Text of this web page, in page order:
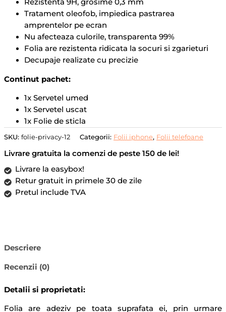
Rezistenta 9H, grosime 0,3 mm
Tratament oleofob, impiedica pastrarea
amprentelor pe ecran
Nu afecteaza culorile, transparenta 99%
Folia are rezistenta ridicata la socuri si zgarieturi
Decupaje realizate cu precizie
Continut pachet:
1x Servetel umed
1x Servetel uscat
1x Folie de sticla
SKU: folie-privacy-12 Categorii: Folii iphone, Folii telefoane
Livrare gratuita la comenzi de peste 150 de lei!
Livrare la easybox!
Retur gratuit in primele 30 de zile
Pretul include TVA
Descriere
Recenzii (0)
Detalii si proprietati:
Folia are adeziv pe toata suprafata ei, prin urmare